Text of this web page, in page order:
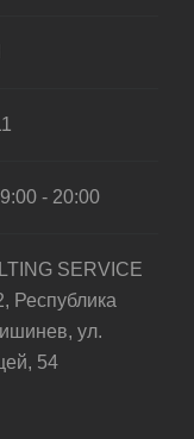
- 20:00
SERVICE
Республика
ул.
54